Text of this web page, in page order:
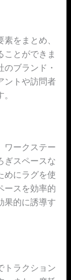
をまとめ、
ことができま
ブランド・
ントや訪問者
ワークステー
ぎスペースな
めにラグを使
ースを効率的
果的に誘導す
トラクション